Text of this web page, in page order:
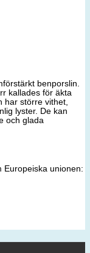
benporslin.
kallades för äkta
har större vithet,
lyster. De kan
och glada
Europeiska unionen: